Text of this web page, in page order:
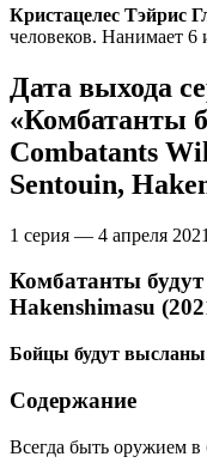
Кристацелес Тэйрис
человеков. Нанимает 6
Дата выхода
«Комбатанты
Combatants
Sentouin,
1 серия — 4 апреля
Комбатанты
Hakenshimasu
Бойцы будут
Содержание
Всегда быть оружием в